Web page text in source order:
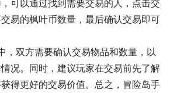
可以通过找到需要交易的人，点击交
易的枫叶币数量，最后确认交易即可
，双方需要确认交易物品和数量，以
况。同时，建议玩家在交易前先了解
得更好的交易价值。总之，冒险岛手